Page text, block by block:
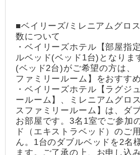
■ベイリーズ/ミレニアムグロ
数について
・ベイリーズホテル【部屋指
ルベッド(ベッド1台)となりま
(ベッド2台)がご希望の方は、
ファミリールーム】をおすす
・ベイリーズホテル【ラグジ
ールーム】、ミレニアムグロ
スファミリールーム】は、ダ
お部屋です。3名1室でご参加
ド（エキストラベッド）のご
ん。1台のダブルベッドを2名
ます。ご了承の上、お申し込